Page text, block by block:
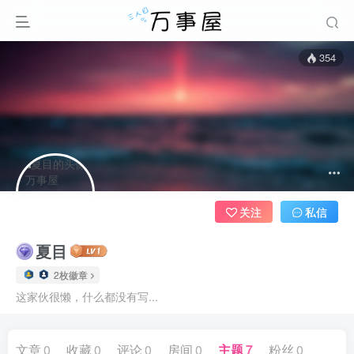
354
夏目
2枚徽章
这家伙很懒，什么都没有写...
关注 私信
文章0 收藏 0 评论 0 房间 0 主题7 粉丝 0